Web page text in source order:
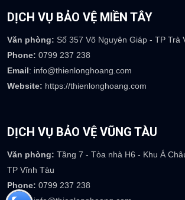
Văn phòng: 39 Mai Thúc Loan - Phường Tân
Phone:
0917 754 237
Email: info@thienlonghoang.com
Website:https://thienlonghoang.com
Văn phòng: Số 357 Võ Nguyên Giáp - TP Trà
Phone:
0799 237 238
Email: info@thienlonghoang.com
Website: https://thienlonghoang.com